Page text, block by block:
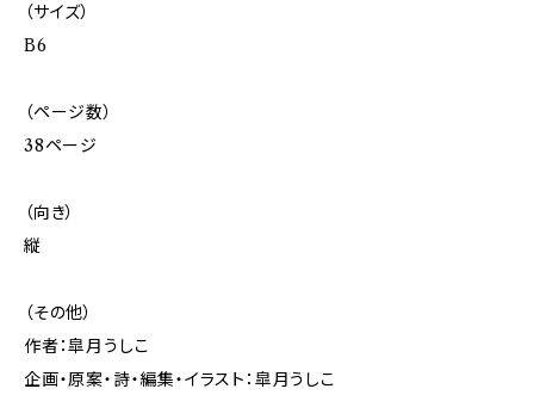
（サイズ）
B6
（ページ数）
38ページ
（向き）
縦
（その他）
作者：皐月うしこ
企画・原案・詩・編集・イラスト：皐月うしこ